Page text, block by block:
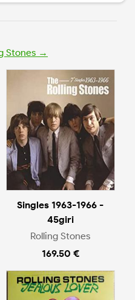
Stones →
Singles 1963-1966 -
45giri
Rolling Stones
169.50 €